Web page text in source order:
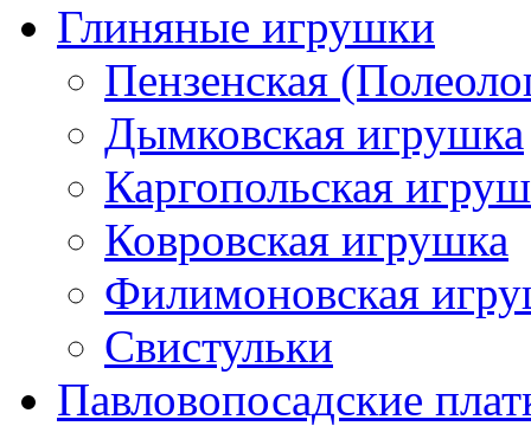
Глиняные игрушки
Пензенская
Дымковская игрушка
Каргопольская
Ковровская игрушка
Филимоновская
Свистульки
Павловопосадские